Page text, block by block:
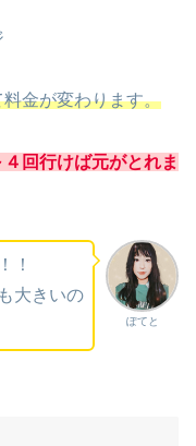
金が変わります。
回行けば元がとれま
ぽてと
！
大きいの